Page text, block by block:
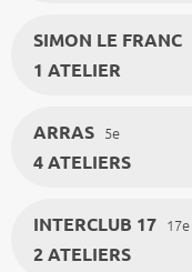
SIMON LE FRANC
1 ATELIER
ARRAS 5e
4 ATELIERS
INTERCLUB 17 17e
2 ATELIERS